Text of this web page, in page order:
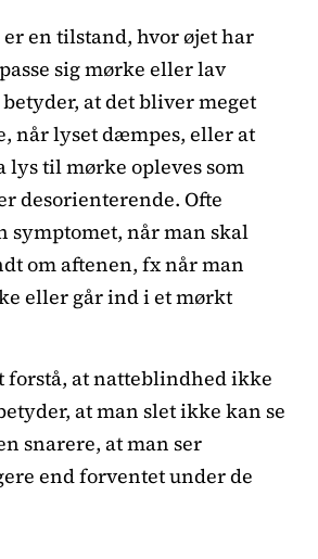
en tilstand, hvor øjet har
sig mørke eller lav
at det bliver meget
når lyset dæmpes, eller at
lys til mørke opleves som
desorienterende. Ofte
symptomet, når man skal
om aftenen, fx når man
eller går ind i et mørkt
forstå, at natteblindhed ikke
at man slet ikke kan se
snarere, at man ser
end forventet under de